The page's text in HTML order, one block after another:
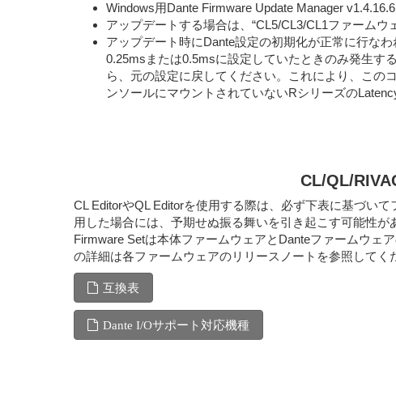
Windows用Dante Firmware Update Manager
アップデートする場合は、“CL5/CL3/CL1ファーム
アップデート時にDante設定の初期化が正常に行な
0.25msまたは0.5msに設定していたときのみ発生す
ら、元の設定に戻してください。これにより、この
ンソールにマウントされていないRシリーズの
CL/QL/
CL EditorやQL Editorを使用する際は、必ず下表に基づい
用した場合には、予期せぬ振る舞いを引き起こす可能性が
Firmware Setは本体ファームウェアとDanteファームウェ
の詳細は各ファームウェアのリリースノートを参照してく
互換表
Dante I/Oサポート対応機種